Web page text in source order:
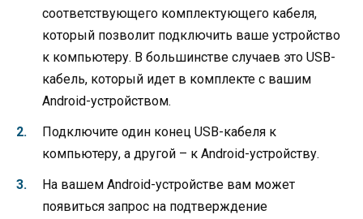
соответствующего комплектующего кабеля,
который позволит подключить ваше устройство
к компьютеру. В большинстве случаев это USB-
кабель, который идет в комплекте с вашим
Android-устройством.
Подключите один конец USB-кабеля к
компьютеру, а другой – к Android-устройству.
На вашем Android-устройстве вам может
появиться запрос на подтверждение